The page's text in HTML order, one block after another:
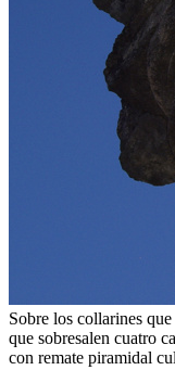
Sobre los collarines
que sobresalen cuatro
con remate piramidal